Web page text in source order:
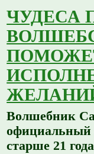
ЧУДЕСА
Волшебник
официальный
старше 21